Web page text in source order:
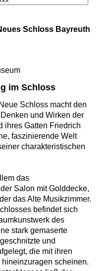
Schloss Bayreuth
im Schloss
Schloss macht den
und Wirken der
ihres Gatten Friedrich
faszinierende Welt
charakteristischen
das
Salon mit Golddecke,
das Alte Musikzimmer.
befindet sich
des
stark gemaserte
und
die mit ihren
scheinen.